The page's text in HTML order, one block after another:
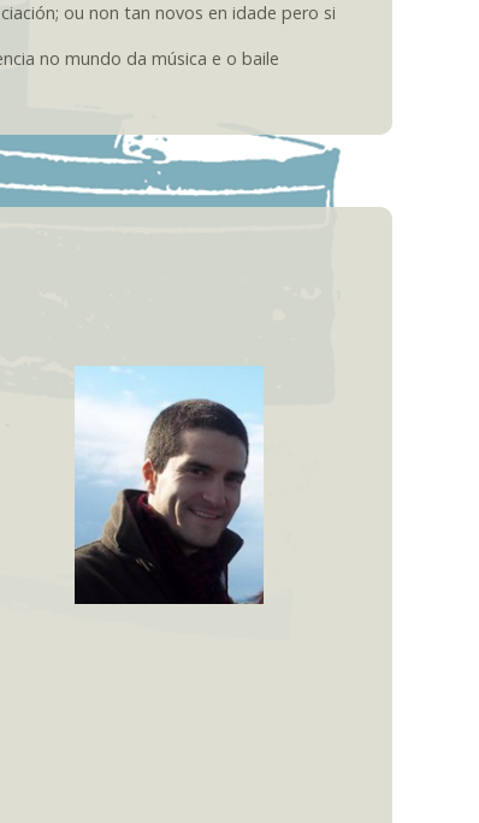
ou non tan novos en idade pero si
no mundo da música e o baile